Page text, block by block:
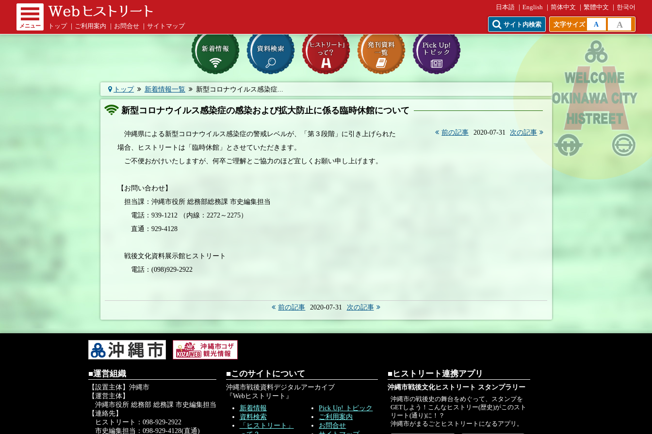
メニュー トップ ご利用案内 お問合せ サイトマップ
日本語 English 简体中文 繁體中文 한국어
サイト内検索 文字サイズ A A
トップ 新着情報一覧 新型コロナウイルス感染症...
新型コロナウイルス感染症の感染および拡大防止に係る臨時休館について
前の記事 2020-07-31 次の記事
沖縄県による新型コロナウイルス感染症の警戒レベルが、「第３段階」に引き上げられた
場合、ヒストリートは「臨時休館」とさせていただきます。
ご不便おかけいたしますが、何卒ご理解とご協力のほど宜しくお願い申し上げます。
【お問い合わせ】
担当課：沖縄市役所 総務部総務課 市史編集担当
電話：939-1212 （内線：2272～2275）
直通：929-4128
戦後文化資料展示館ヒストリート
電話：(098)929-2922
前の記事 2020-07-31 次の記事
■運営組織
【設置主体】沖縄市
【運営主体】
沖縄市役所 総務部 総務課 市史編集担当
【連絡先】
ヒストリート：098-929-2922
市史編集担当：098-929-4128(直通)
■このサイトについて
沖縄市戦後資料デジタルアーカイブ
『Webヒストリート』
新着情報
資料検索
「ヒストリート」
Pick Up! トピック
ご利用案内
お問合せ
■ヒストリート連携アプリ
沖縄市戦後文化ヒストリート スタンプラリー
沖縄市の戦後史の舞台をめぐって、スタンプを
GETしよう！こんなヒストリー(歴史)がこのスト
リート(通り)に！？
沖縄市がまるごとヒストリートになるアプリ。